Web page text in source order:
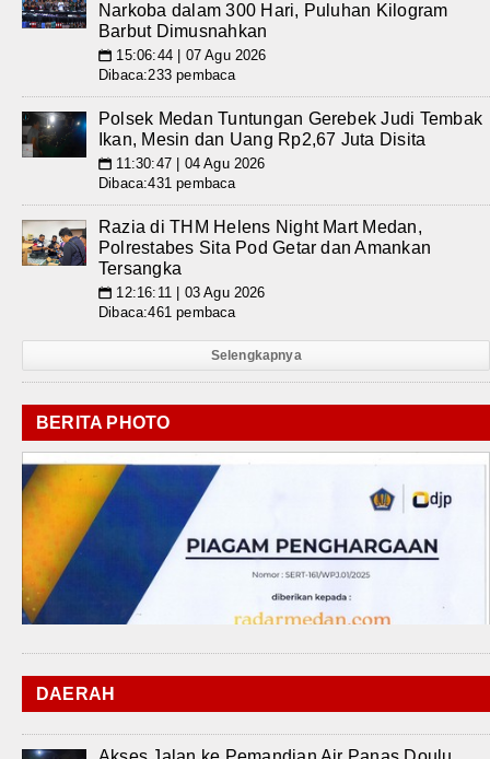
Narkoba dalam 300 Hari, Puluhan Kilogram
Barbut Dimusnahkan
📅 15:06:44 | 07 Agu 2026
Dibaca:233 pembaca
Polsek Medan Tuntungan Gerebek Judi Tembak
Ikan, Mesin dan Uang Rp2,67 Juta Disita
📅 11:30:47 | 04 Agu 2026
Dibaca:431 pembaca
Razia di THM Helens Night Mart Medan,
Polrestabes Sita Pod Getar dan Amankan
Tersangka
📅 12:16:11 | 03 Agu 2026
Dibaca:461 pembaca
Selengkapnya
BERITA PHOTO
DAERAH